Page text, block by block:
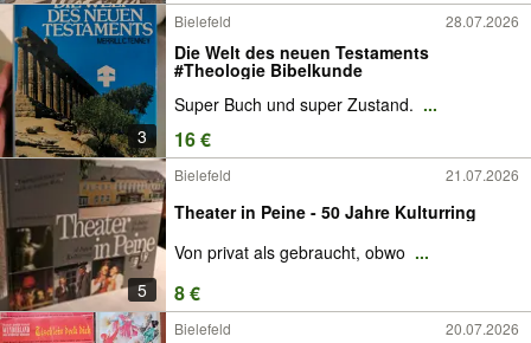
3
Bielefeld 28.07.2026
Die Welt des neuen Testaments
#Theologie Bibelkunde
Super Buch und super Zustand. ...
16 €
5
Bielefeld 21.07.2026
Theater in Peine - 50 Jahre Kulturring
Von privat als gebraucht, obwo ...
8 €
Bielefeld 20.07.2026